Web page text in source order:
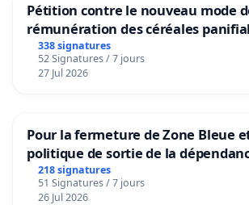
Pétition contre le nouveau mode
rémunération des céréales
granum basé sur la teneur en
338 signatures
52 Signatures / 7 jours
27 Jul 2026
Pour la fermeture de Zone Bleue
politique de sortie de la
218 signatures
51 Signatures / 7 jours
26 Jul 2026